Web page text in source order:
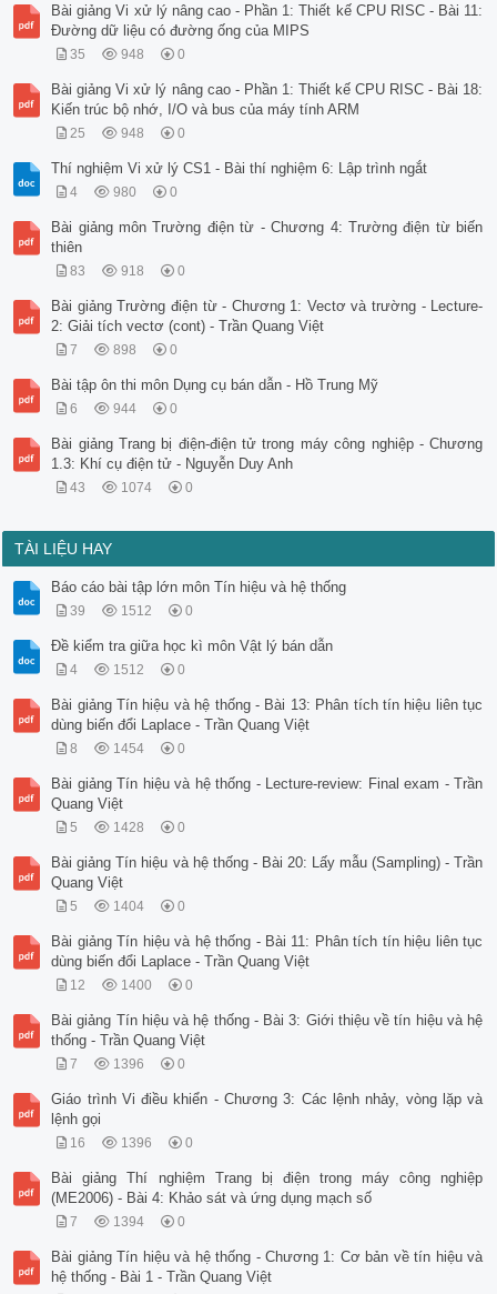
Bài giảng Vi xử lý nâng cao - Phần 1: Thiết kế CPU RISC - Bài 11:
Đường dữ liệu có đường ống của MIPS
35 948 0
Bài giảng Vi xử lý nâng cao - Phần 1: Thiết kế CPU RISC - Bài 18:
Kiến trúc bộ nhớ, I/O và bus của máy tính ARM
25 948 0
Thí nghiệm Vi xử lý CS1 - Bài thí nghiệm 6: Lập trình ngắt
4 980 0
Bài giảng môn Trường điện từ - Chương 4: Trường điện từ biến
thiên
83 918 0
Bài giảng Trường điện từ - Chương 1: Vectơ và trường - Lecture-
2: Giải tích vectơ (cont) - Trần Quang Việt
7 898 0
Bài tập ôn thi môn Dụng cụ bán dẫn - Hồ Trung Mỹ
6 944 0
Bài giảng Trang bị điện-điện tử trong máy công nghiệp - Chương
1.3: Khí cụ điện tử - Nguyễn Duy Anh
43 1074 0
TÀI LIỆU HAY
Báo cáo bài tập lớn môn Tín hiệu và hệ thống
39 1512 0
Đề kiểm tra giữa học kì môn Vật lý bán dẫn
4 1512 0
Bài giảng Tín hiệu và hệ thống - Bài 13: Phân tích tín hiệu liên tục
dùng biến đổi Laplace - Trần Quang Việt
8 1454 0
Bài giảng Tín hiệu và hệ thống - Lecture-review: Final exam - Trần
Quang Việt
5 1428 0
Bài giảng Tín hiệu và hệ thống - Bài 20: Lấy mẫu (Sampling) - Trần
Quang Việt
5 1404 0
Bài giảng Tín hiệu và hệ thống - Bài 11: Phân tích tín hiệu liên tục
dùng biến đổi Laplace - Trần Quang Việt
12 1400 0
Bài giảng Tín hiệu và hệ thống - Bài 3: Giới thiệu về tín hiệu và hệ
thống - Trần Quang Việt
7 1396 0
Giáo trình Vi điều khiển - Chương 3: Các lệnh nhảy, vòng lặp và
lệnh gọi
16 1396 0
Bài giảng Thí nghiệm Trang bị điện trong máy công nghiệp
(ME2006) - Bài 4: Khảo sát và ứng dụng mạch số
7 1394 0
Bài giảng Tín hiệu và hệ thống - Chương 1: Cơ bản về tín hiệu và
hệ thống - Bài 1 - Trần Quang Việt